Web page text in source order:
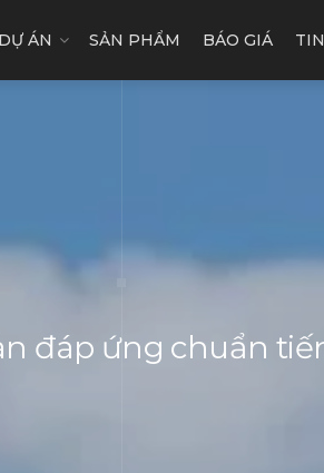
DỰ ÁN SẢN PHẨM BÁO GIÁ
đáp ứng chuẩn